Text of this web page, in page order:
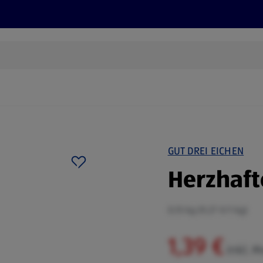
GUT DREI EICHEN
1,39 €